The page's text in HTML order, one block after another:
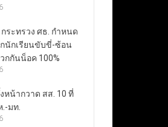
ระทรวง ศธ. กำหนด
กนักเรียนขับขี่-ซ้อน
กกันน็อค 100%
หน้ากวาด สส. 10 ที่
มท.